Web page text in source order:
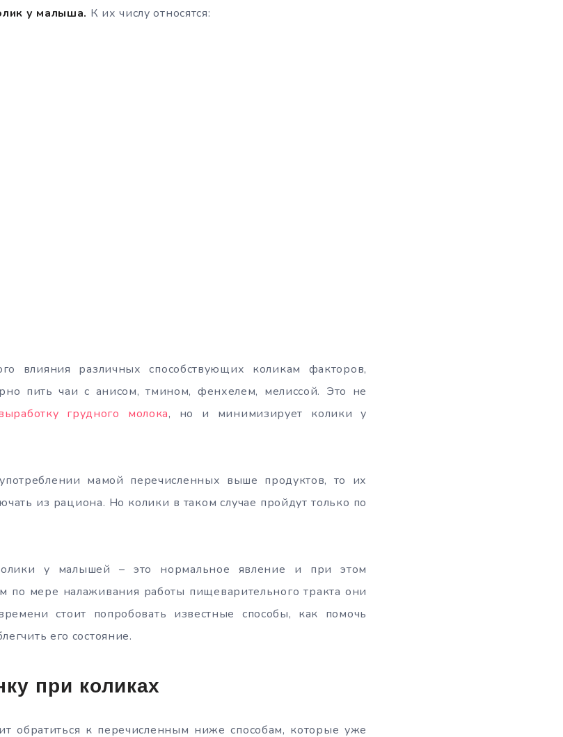
у малыша. К их числу относятся:
влияния различных способствующих коликам факторов,
пить чаи с анисом, тмином, фенхелем, мелиссой. Это не
грудного молока, но и минимизирует колики у
мамой перечисленных выше продуктов, то их
из рациона. Но колики в таком случае пройдут только по
у малышей – это нормальное явление и при этом
мере налаживания работы пищеварительного тракта они
стоит попробовать известные способы, как помочь
его состояние.
при коликах
обратиться к перечисленным ниже способам, которые уже